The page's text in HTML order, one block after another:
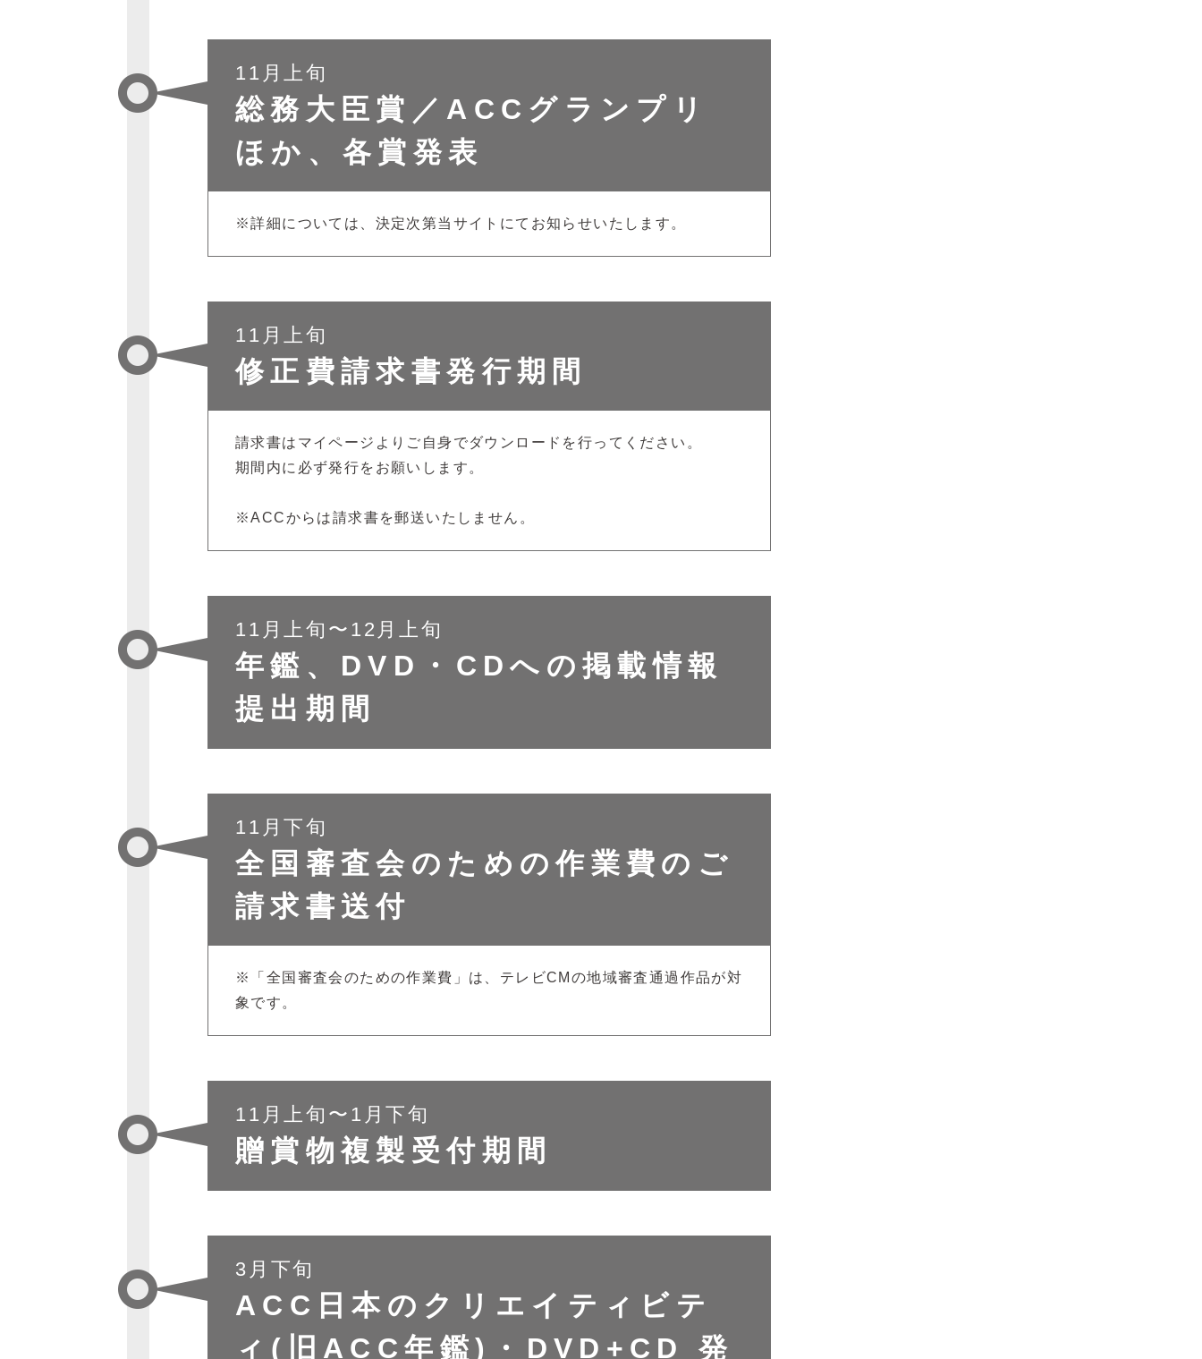
11月上旬
総務大臣賞／ACCグランプリ
ほか、各賞発表
※詳細については、決定次第当サイトにてお知らせいたします。
11月上旬
修正費請求書発行期間
請求書はマイページよりご自身でダウンロードを行ってください。
期間内に必ず発行をお願いします。
※ACCからは請求書を郵送いたしません。
11月上旬〜12月上旬
年鑑、DVD・CDへの掲載情報
提出期間
11月下旬
全国審査会のための作業費のご
請求書送付
※「全国審査会のための作業費」は、テレビCMの地域審査通過作品が対
象です。
11月上旬〜1月下旬
贈賞物複製受付期間
3月下旬
ACC日本のクリエイティビテ
ィ(旧ACC年鑑)・DVD+CD 発